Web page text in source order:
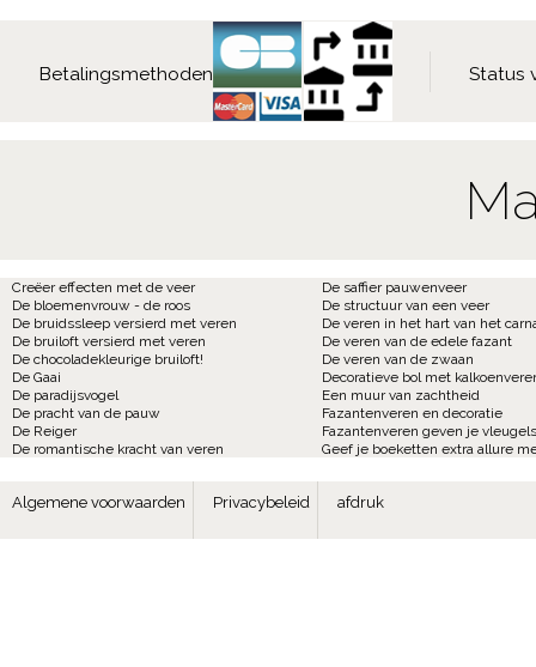
Betalingsmethoden Status
Creëer effecten met de veer
De bloemenvrouw - de roos
De bruidssleep versierd met veren
De bruiloft versierd met veren
De chocoladekleurige bruiloft!
De Gaai
De paradijsvogel
De pracht van de pauw
De Reiger
De romantische kracht van veren
De saffier pauwenveer
De structuur van een veer
De veren in het hart van het
De veren van de edele fazant
De veren van de zwaan
Decoratieve bol met
Een muur van zachtheid
Fazantenveren en decoratie
Fazantenveren geven je
Geef je boeketten extra allure
Algemene voorwaarden Privacybeleid afdruk